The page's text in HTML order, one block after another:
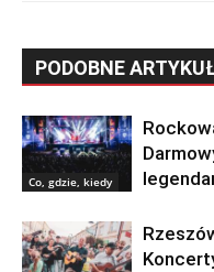
PODOBNE
Co, gdzie, kiedy